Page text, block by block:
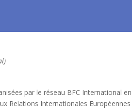
par le réseau BFC International
Relations Internationales